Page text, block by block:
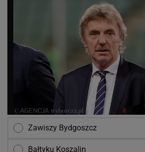
Zawiszy Bydgoszcz
Bałtyku Koszalin